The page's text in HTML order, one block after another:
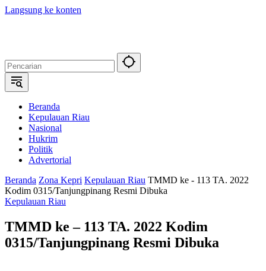
Langsung ke konten
Beranda
Kepulauan Riau
Nasional
Hukrim
Politik
Advertorial
Beranda Zona Kepri Kepulauan Riau TMMD ke - 113 TA. 2022
Kodim 0315/Tanjungpinang Resmi Dibuka
Kepulauan Riau
TMMD ke – 113 TA. 2022 Kodim
0315/Tanjungpinang Resmi Dibuka